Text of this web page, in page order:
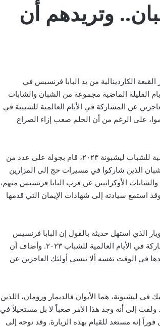
وتريدهم أن
الكاردينالية من يد البابا فرنسيس في
القليلة الماضية مجموعة من الشبان والشابات
عن المشاركة في الأيام العالمية للشبيبة في
على الرغم من أن الحلم صعب إزاء الصراع
الأسقف المعاون على أبرشية ليشبونة، الذي يرأس أيضا مؤسسة الأيام العالمية للشباب ليشبونة ٢٠٢٣، قام بجولة على عدد من
الذين شاركوا في مسيرات حج إلى المزارين
الأوكرانيين عن قرب البابا فرنسيس منهم،
استمع سيادته إلى شهادات الإيمان التي قدمها
الذي استهل حديثه بالقول إن البابا فرنسيس
يذكره دائماً بعدم نسيان الشبان الذين لا يستطيعون التوجه إلى ليشبونة للمشاركة في الأيام العالمية للشباب ٢٠٢٣. وأضاف أن
في الوقت نفسه ألا تنسى أولئك العاجزين عن
ليشبونة، هما الأبوان فالديمار ورومان، اللذين
ولفت إلى أنه وجد هذا الأمر صعباً لا بل مستحيلاً في
إنه مستعد للقيام بهذه الزيارة. وقد توجه إلى